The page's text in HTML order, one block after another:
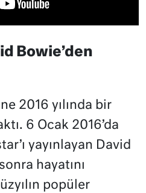
Bowie’den
2016 yılında bir
6 Ocak 2016’da
yayınlayan David
hayatını
popüler